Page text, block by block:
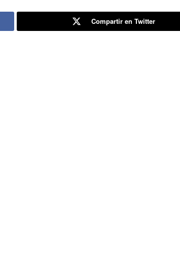
Compartir en Twitter